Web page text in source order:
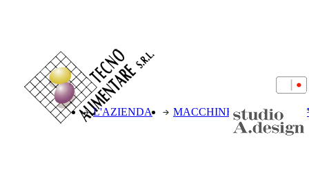
L'AZIENDA MACCHINE